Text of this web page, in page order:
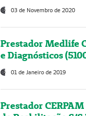
03 de Novembro de 2020
Prestador Medlife
e Diagnósticos
01 de Janeiro de 2019
Prestador